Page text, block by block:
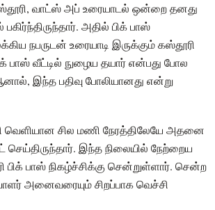
வாட்ஸ் அப் உரையாடல் ஒன்றை தனது
அதில் பிக் பாஸ்
நபருடன் உரையாடி இருக்கும் கஸ்தூரி
பாஸ் வீட்டில் நுழைய தயார் என்பது போல
இந்த பதிவு போலியானது என்று
வெளியான சில மணி நேரத்திலேயே அதனை
செய்திருந்தார். இந்த நிலையில் நேற்றைய
பிக் பாஸ் நிகழ்ச்சிக்கு சென்றுள்ளார். சென்ற
அனைவரையும் சிறப்பாக வெச்சி